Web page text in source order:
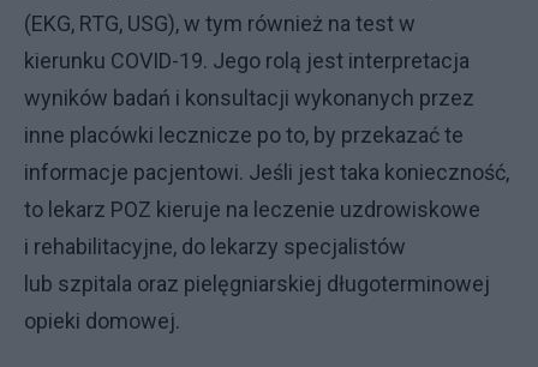
(EKG, RTG, USG), w tym również na test w
kierunku COVID-19. Jego rolą jest interpretacja
wyników badań i konsultacji wykonanych przez
inne placówki lecznicze po to, by przekazać te
informacje pacjentowi. Jeśli jest taka konieczność,
to lekarz POZ kieruje na leczenie uzdrowiskowe
i rehabilitacyjne, do lekarzy specjalistów
lub szpitala oraz pielęgniarskiej długoterminowej
opieki domowej.